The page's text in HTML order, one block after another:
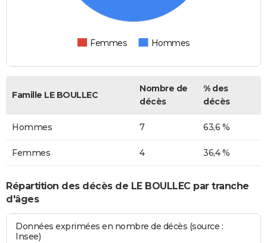
Femmes Hommes
Famille LE BOULLEC
Nombre de
décès
% des
décès
Hommes 7 63,6 %
Femmes 4 36,4 %
Répartition des décès de LE BOULLEC par tranche
d'âges
Données exprimées en nombre de décès (source :
Insee)